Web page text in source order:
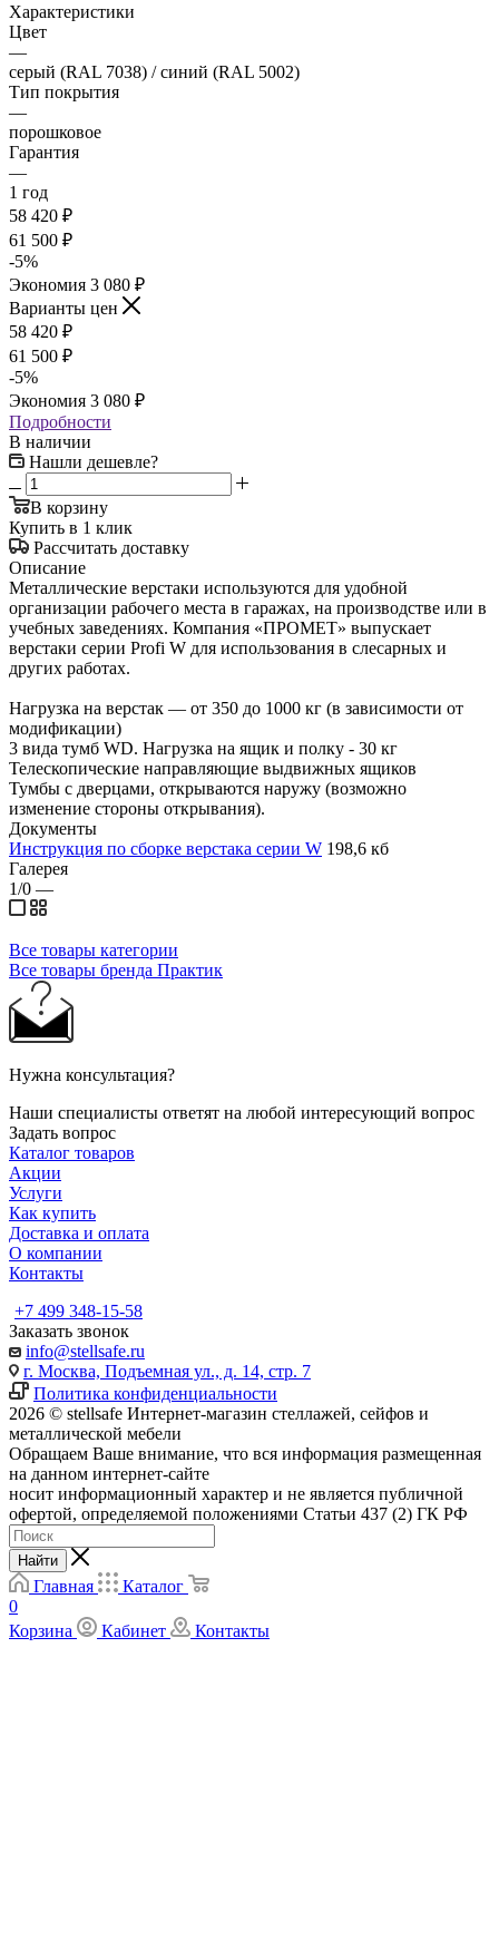
Характеристики
Цвет
—
серый (RAL 7038) / синий (RAL 5002)
Тип покрытия
—
порошковое
Гарантия
—
1 год
58 420 ₽
61 500 ₽
-5%
Экономия 3 080 ₽
Варианты цен
58 420 ₽
61 500 ₽
-5%
Экономия 3 080 ₽
Подробности
В наличии
Нашли дешевле?
В корзину
Купить в 1 клик
Рассчитать доставку
Описание
Металлические верстаки используются для удобной
организации рабочего места в гаражах, на производстве или в
учебных заведениях. Компания «ПРОМЕТ» выпускает
верстаки серии Profi W для использования в слесарных и
других работах.
Нагрузка на верстак — от 350 до 1000 кг (в зависимости от
модификации)
3 вида тумб WD. Нагрузка на ящик и полку - 30 кг
Телескопические направляющие выдвижных ящиков
Тумбы с дверцами, открываются наружу (возможно
изменение стороны открывания).
Документы
Инструкция по сборке верстака серии W 198,6 кб
Галерея
1/0 —
Все товары категории
Все товары бренда Практик
Нужна консультация?
Наши специалисты ответят на любой интересующий вопрос
Задать вопрос
Каталог товаров
Акции
Услуги
Как купить
Доставка и оплата
О компании
Контакты
+7 499 348-15-58
Заказать звонок
info@stellsafe.ru
г. Москва, Подъемная ул., д. 14, стр. 7
Политика конфиденциальности
2026 © stellsafe Интернет-магазин стеллажей, сейфов и
металлической мебели
Обращаем Ваше внимание, что вся информация размещенная
на данном интернет-сайте
носит информационный характер и не является публичной
офертой, определяемой положениями Статьи 437 (2) ГК РФ
Найти
Главная
Каталог
0
Корзина
Кабинет Контакты